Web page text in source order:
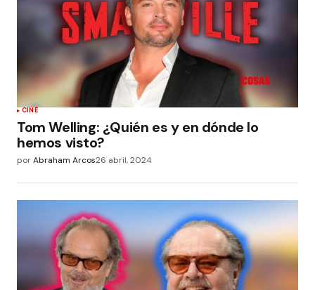
CINE
Tom Welling: ¿Quién es y en dónde lo
hemos visto?
porAbraham Arcos26 abril, 2024